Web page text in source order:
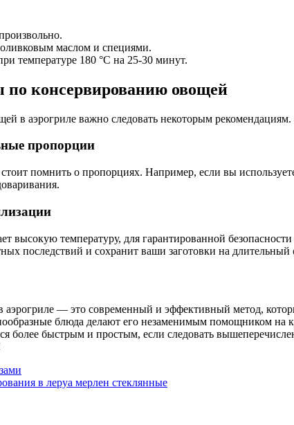
маслом и специями.
температуре 180 °C на 25-30 минут.
по консервированию овощей
в аэрогриле важно следовать некоторым
пропорции
помнить о пропорциях. Например, если вы
высокую температуру, для гарантированной
последствий и сохранит ваши заготовки на длительный
— это современный и эффективный метод,
блюда делают его незаменимым помощником на
более быстрым и простым, если следовать
в леруа мерлен стеклянные